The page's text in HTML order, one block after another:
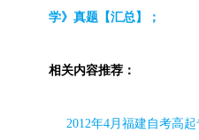
学》真题【汇总】；
相关内容推荐：
2012年4月福建自考高